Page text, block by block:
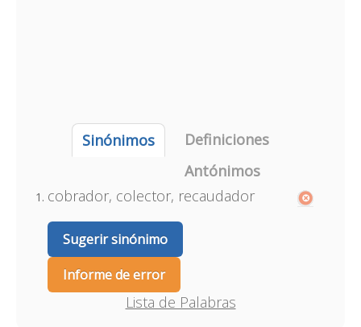
Sinónimos
Definiciones
Antónimos
cobrador, colector, recaudador
Sugerir sinónimo
Informe de error
Lista de Palabras